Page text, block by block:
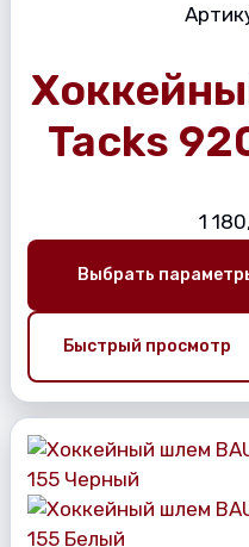
Tacks
1
Выбрать
Быстрый просмотр